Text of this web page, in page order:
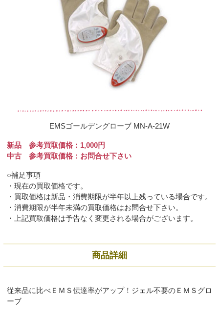
EMSゴールデングローブ MN-A-21W
新品 参考買取価格：1,000円
中古 参考買取価格：お問合せ下さい
○補足事項
・現在の買取価格です。
・買取価格は新品・消費期限が半年以上残っている場合です。
・消費期限が半年未満の買取価格はお問合せ下さい。
・上記買取価格は予告なく変更される場合がございます。
商品詳細
従来品に比べＥＭＳ伝達率がアップ！ジェル不要のＥＭＳグロ
ーブ